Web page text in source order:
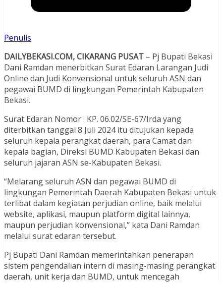
Penulis
DAILYBEKASI.COM, CIKARANG PUSAT – Pj Bupati Bekasi
Dani Ramdan menerbitkan Surat Edaran Larangan Judi
Online dan Judi Konvensional untuk seluruh ASN dan
pegawai BUMD di lingkungan Pemerintah Kabupaten
Bekasi.
Surat Edaran Nomor : KP. 06.02/SE-67/Irda yang
diterbitkan tanggal 8 Juli 2024 itu ditujukan kepada
seluruh kepala perangkat daerah, para Camat dan
kepala bagian, Direksi BUMD Kabupaten Bekasi dan
seluruh jajaran ASN se-Kabupaten Bekasi.
“Melarang seluruh ASN dan pegawai BUMD di
lingkungan Pemerintah Daerah Kabupaten Bekasi untuk
terlibat dalam kegiatan perjudian online, baik melalui
website, aplikasi, maupun platform digital lainnya,
maupun perjudian konvensional,” kata Dani Ramdan
melalui surat edaran tersebut.
Pj Bupati Dani Ramdan memerintahkan penerapan
sistem pengendalian intern di masing-masing perangkat
daerah, unit kerja dan BUMD, untuk mencegah